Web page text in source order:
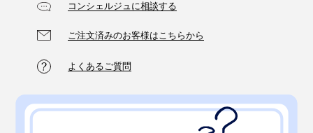
コンシェルジュに相談する
ご注文済みのお客様はこちらから
よくあるご質問